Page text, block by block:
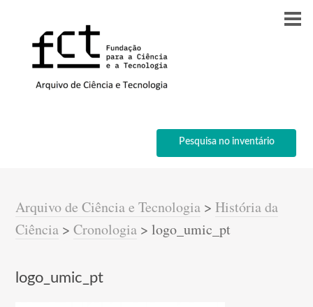
Pesquisa no inventário
Arquivo de Ciência e Tecnologia >História da
Ciência >Cronologia >logo_umic_pt
logo_umic_pt